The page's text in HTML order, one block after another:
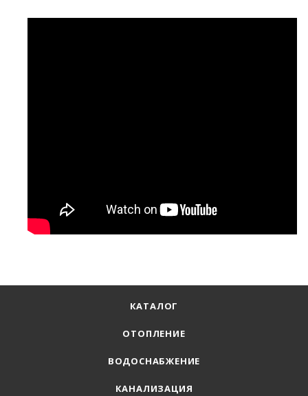
КАТАЛОГ
ОТОПЛЕНИЕ
ВОДОСНАБЖЕНИЕ
КАНАЛИЗАЦИЯ